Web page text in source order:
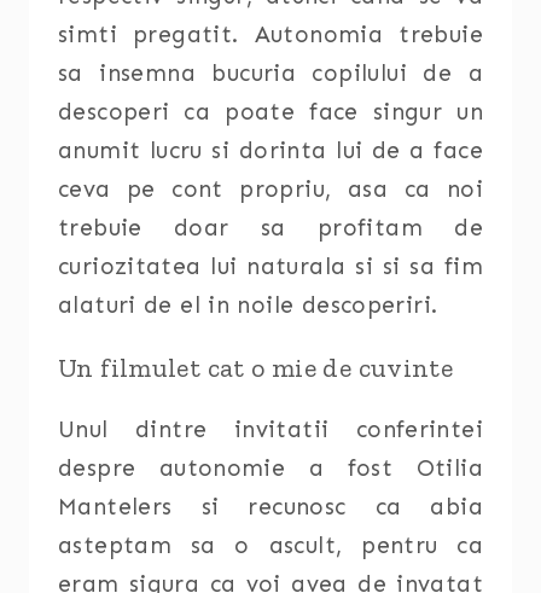
simti pregatit. Autonomia trebuie
sa insemna bucuria copilului de a
descoperi ca poate face singur un
anumit lucru si dorinta lui de a face
ceva pe cont propriu, asa ca noi
trebuie doar sa profitam de
curiozitatea lui naturala si si sa fim
alaturi de el in noile descoperiri.
Un filmulet cat o mie de cuvinte
Unul dintre invitatii conferintei
despre autonomie a fost Otilia
Mantelers si recunosc ca abia
asteptam sa o ascult, pentru ca
eram sigura ca voi avea de invatat